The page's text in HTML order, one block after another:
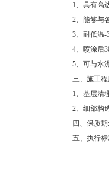
1、具有高
2、能够与
3、耐低温-
4、喷涂后
5、可与水
三、施工程
1、基层清
2、细部构
四、保质
五、执行标